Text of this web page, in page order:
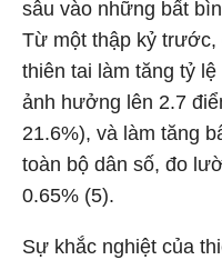
sâu vào những bất
Từ một thập kỷ trước,
thiên tai làm tăng tỷ
ảnh hưởng lên 2.7
21.6%), và làm tăng
toàn bộ dân số, đo
0.65% (5).
Sự khắc nghiệt của